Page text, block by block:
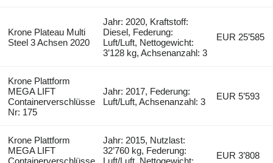
Krone Plateau Multi
Steel 3 Achsen 2020
Jahr: 2020, Kraftstoff:
Diesel, Federung:
Luft/Luft, Nettogewicht:
3’128 kg, Achsenanzahl: 3
EUR 25’585
Krone Plattform
MEGA LIFT
Containerverschlüsse
Nr: 175
Jahr: 2017, Federung:
Luft/Luft, Achsenanzahl: 3
EUR 5’593
Krone Plattform
MEGA LIFT
Jahr: 2015, Nutzlast:
32’760 kg, Federung:
EUR 3’808